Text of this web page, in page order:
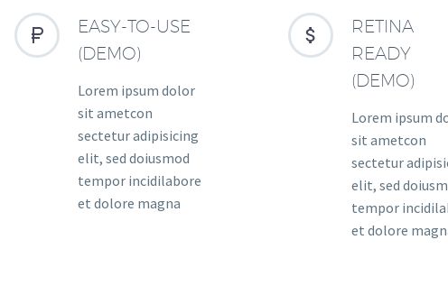


EASY-TO-USE
(DEMO)
Lorem ipsum dolor
sit ametcon
sectetur adipisicing
elit, sed doiusmod
tempor incidilabore
et dolore magna


RETINA
READY
(DEMO)
Lorem ipsum
sit ametcon
sectetur
elit, sed
tempor
et dolore